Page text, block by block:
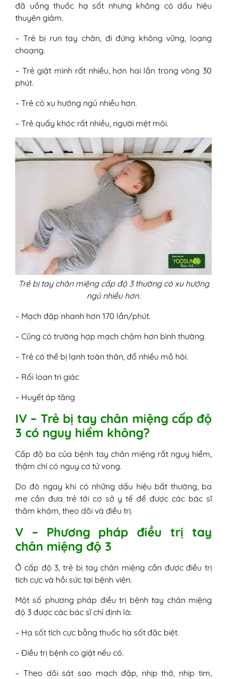
đã uống thuốc hạ sốt nhưng không có dấu hiệu
thuyên giảm.
– Trẻ bị run tay chân, đi đứng không vững, loạng
choạng.
– Trẻ giật mình rất nhiều, hơn hai lần trong vòng 30
phút.
– Trẻ có xu hướng ngủ nhiều hơn.
– Trẻ quấy khóc rất nhiều, người mệt mỏi.
Trẻ bị tay chân miệng cấp độ 3 thường có xu hướng
ngủ nhiều hơn.
– Mạch đập nhanh hơn 170 lần/phút.
– Cũng có trường hợp mạch chậm hơn bình thường.
– Trẻ có thể bị lạnh toàn thân, đổ nhiều mồ hôi.
– Rối loạn tri giác
– Huyết áp tăng
IV – Trẻ bị tay chân miệng cấp độ
3 có nguy hiểm không?
Cấp độ ba của bệnh tay chân miệng rất nguy hiểm,
thậm chí có nguy cơ tử vong.
Do đó ngay khi có những dấu hiệu bất thường, ba
mẹ cần đưa trẻ tới cơ sở y tế để được các bác sĩ
thăm khám, theo dõi và điều trị.
V – Phương pháp điều trị tay
chân miệng độ 3
Ở cấp độ 3, trẻ bị tay chân miệng cần được điều trị
tích cực và hồi sức tại bệnh viện.
Một số phương pháp điều trị bệnh tay chân miệng
độ 3 được các bác sĩ chỉ định là:
– Hạ sốt tích cực bằng thuốc hạ sốt đặc biệt.
– Điều trị bệnh co giật nếu có.
– Theo dõi sát sao mạch đập, nhịp thở, nhịp tim,